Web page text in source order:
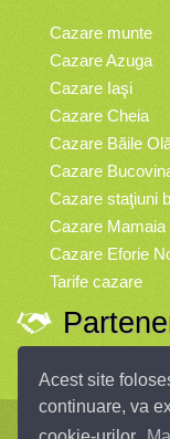
Acest site
continuare, va
Cazare munte
Cazare Azuga
Cazare Iaşi
Cazare Cheia
Cazare Băile
Cazare
Cazare staţiuni
Cazare Mamaia
Cazare Eforie
Tarife cazare